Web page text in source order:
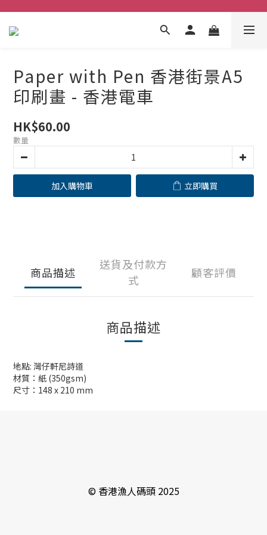
Paper with Pen 香港街景A5
印刷畫 - 香港電車
HK$60.00
數量
加入購物車 立即購買
商品描述
送貨及付款方
式
顧客評價
商品描述
地點: 灣仔軒尼詩道
材質：紙 (350gsm)
尺寸：148 x 210 mm
© 香港漁人碼頭 2025